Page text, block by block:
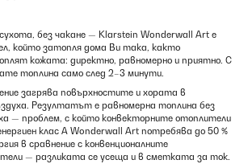
без чакане — Klarstein Wonderwall Art е
който затопля дома Ви така, както
кожата: директно, равномерно и приятно. С
топлина само след 2–3 минути.
загрява повърхностите и хората в
Резултатът е равномерна топлина без
— проблем, с който конвекторните отоплители
клас A Wonderwall Art потребява до 50 %
в сравнение с конвенционалните
— разликата се усеща и в сметката за ток.